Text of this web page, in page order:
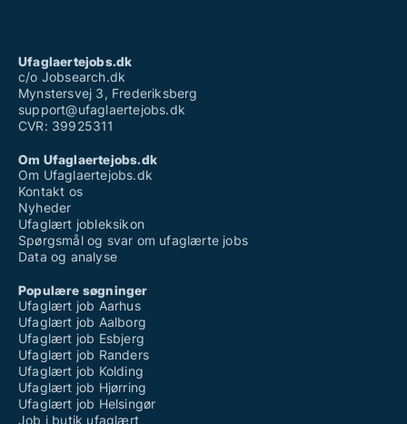
Ufaglært skraldemand løn
Ufaglærte jobs københavn
Ufaglaertejobs.dk
c/o Jobsearch.dk
Mynstersvej 3, Frederiksberg
support@ufaglaertejobs.dk
CVR: 39925311
Om Ufaglaertejobs.dk
Om Ufaglaertejobs.dk
Kontakt os
Nyheder
Ufaglært jobleksikon
Spørgsmål og svar om ufaglærte jobs
Data og analyse
Populære søgninger
Ufaglært job Aarhus
Ufaglært job Aalborg
Ufaglært job Esbjerg
Ufaglært job Randers
Ufaglært job Kolding
Ufaglært job Hjørring
Ufaglært job Helsingør
Job i butik ufaglært